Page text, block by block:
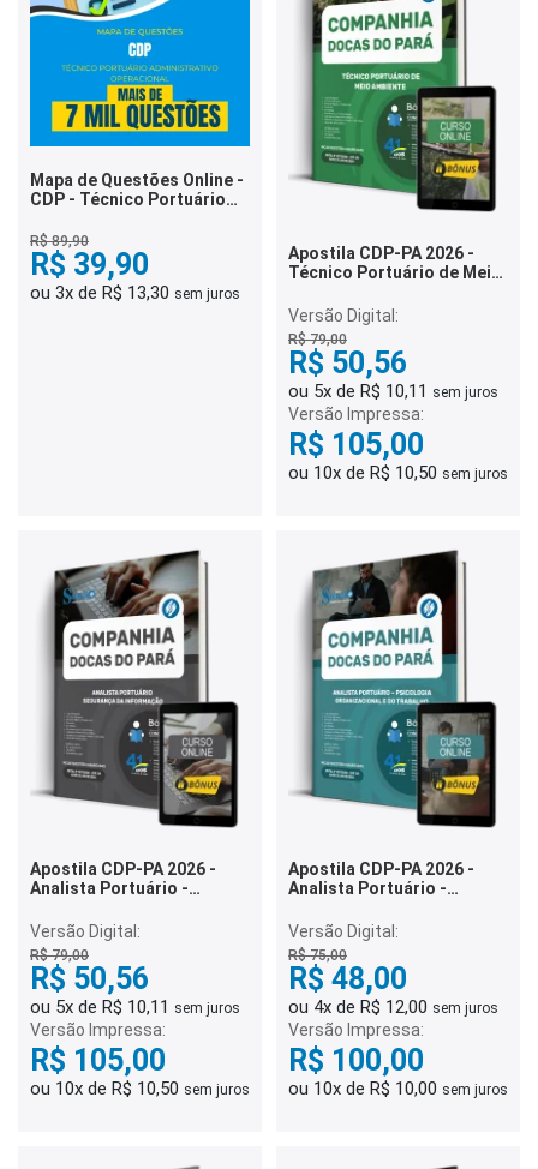
Mapa de Questões Online -
CDP - Técnico Portuário
Operacional - 7 Mil
Questões
R$ 89,90
R$ 39,90
ou 3x de R$ 13,30 sem juros
Apostila CDP-PA 2026 -
Técnico Portuário de Meio
Versão Digital:
R$ 79,00
R$ 50,56
ou 5x de R$ 10,11 sem juros
Versão Impressa:
R$ 105,00
ou 10x de R$ 10,50 sem juros
Apostila CDP-PA 2026 -
Analista Portuário -
Versão Digital:
R$ 79,00
R$ 50,56
ou 5x de R$ 10,11 sem juros
Versão Impressa:
R$ 105,00
ou 10x de R$ 10,50 sem juros
Apostila CDP-PA 2026 -
Analista Portuário -
e do Trabalho
Versão Digital:
R$ 75,00
R$ 48,00
ou 4x de R$ 12,00 sem juros
Versão Impressa:
R$ 100,00
ou 10x de R$ 10,00 sem juros